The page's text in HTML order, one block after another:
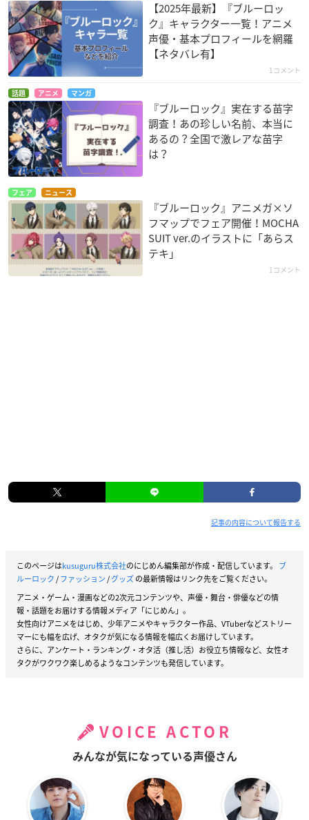
【2025年最新】『ブルーロッ
ク』キャラクター一覧！アニメ
声優・基本プロフィールを網羅
【ネタバレ有】
1コメント
話題 アニメ マンガ
『ブルーロック』実在する苗字
調査！あの珍しい名前、本当に
あるの？全国で激レアな苗字
は？
フェア ニュース
『ブルーロック』アニメガ×ソ
フマップでフェア開催！MOCHA
SUIT ver.のイラストに「あらス
テキ」
1コメント
記事の内容について報告する
このページはkusuguru株式会社のにじめん編集部が作成・配信しています。 ブ
ルーロック/ファッション/グッズの最新情報はリンク先をご覧ください。
アニメ・ゲーム・漫画などの2次元コンテンツや、声優・舞台・俳優などの情
報・話題をお届けする情報メディア「にじめん」。
女性向けアニメをはじめ、少年アニメやキャラクター作品、VTuberなどストリー
マーにも幅を広げ、オタクが気になる情報を幅広くお届けしています。
さらに、アンケート・ランキング・オタ活（推し活）お役立ち情報など、女性オ
タクがワクワク楽しめるようなコンテンツも発信しています。
VOICE ACTOR
みんなが気になっている声優さん